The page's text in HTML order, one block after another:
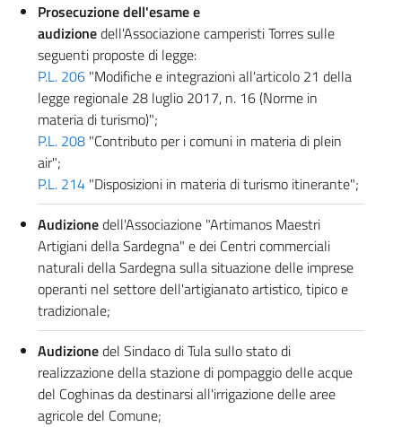
Prosecuzione dell'esame e
audizionedell'Associazione camperisti Torres sulle
seguenti proposte di legge:
P.L. 206 "Modifiche e integrazioni all'articolo 21 della
legge regionale 28 luglio 2017, n. 16 (Norme in
materia di turismo)";
P.L. 208 "Contributo per i comuni in materia di plein
air";
P.L. 214 "Disposizioni in materia di turismo itinerante";
Audizionedell'Associazione "Artimanos Maestri
Artigiani della Sardegna" e dei Centri commerciali
naturali della Sardegna sulla situazione delle imprese
operanti nel settore dell'artigianato artistico, tipico e
tradizionale;
Audizionedel Sindaco di Tula sullo stato di
realizzazione della stazione di pompaggio delle acque
del Coghinas da destinarsi all'irrigazione delle aree
agricole del Comune;